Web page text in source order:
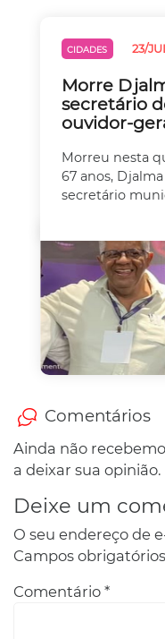
CIDADES 23/
Morre
secretário
ouvidor-
Morreu nesta
67 anos,
secretário
Comentários
Ainda não
a deixar sua opinião.
Deixe um
O seu endereço de
Campos
Comentário *